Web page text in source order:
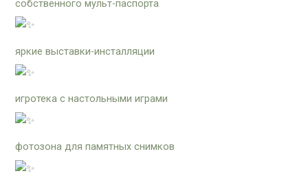
собственного мульт-паспорта
яркие выставки-инсталляции
игротека с настольными играми
фотозона для памятных снимков